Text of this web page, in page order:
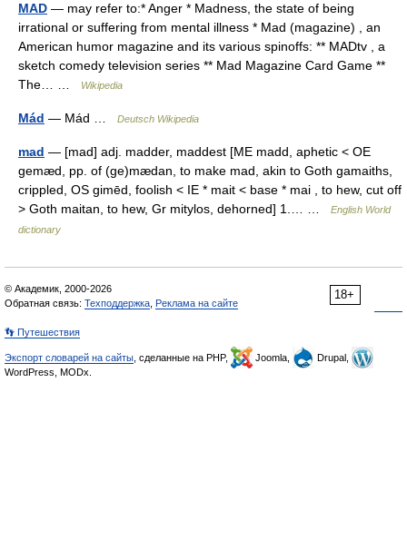
MAD — may refer to:* Anger * Madness, the state of being
irrational or suffering from mental illness * Mad (magazine) , an
American humor magazine and its various spinoffs: ** MADtv , a
sketch comedy television series ** Mad Magazine Card Game **
The… …
Wikipedia
Mád — Mád … Deutsch Wikipedia
mad — [mad] adj. madder, maddest [ME madd, aphetic < OE
gemæd, pp. of (ge)mædan, to make mad, akin to Goth gamaiths,
crippled, OS gimēd, foolish < IE * mait < base * mai , to hew, cut off
> Goth maitan, to hew, Gr mitylos, dehorned] 1.… …
English World
dictionary
18+
© Академик, 2000-2026
Обратная связь: Техподдержка Реклама на сайте
👣 Путешествия
Экспорт словарей на сайты , сделанные на PHP, Joomla,
Drupal,
WordPress, MODx.